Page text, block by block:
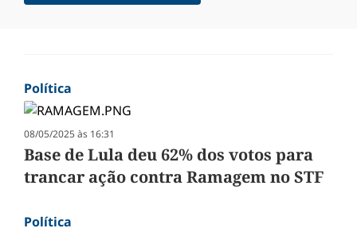
Política
08/05/2025 às 16:31
Base de Lula deu 62% dos votos para
trancar ação contra Ramagem no STF
Política